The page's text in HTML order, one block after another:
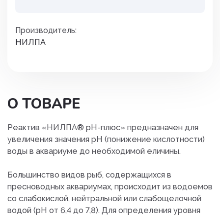
Производитель:
НИЛПА
О ТОВАРЕ
Реактив «НИЛПА® pH-плюс» предназначен для
увеличения значения рН (понижение кислотности)
воды в аквариуме до необходимой еличины.
Большинство видов рыб, содержащихся в
пресноводных аквариумах, происходит из водоемов
со слабокислой, нейтральной или слабощелочной
водой (рН от 6,4 до 7,8). Для определения уровня